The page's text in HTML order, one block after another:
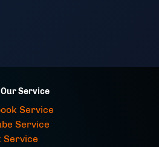
Service
Service
Service
Service